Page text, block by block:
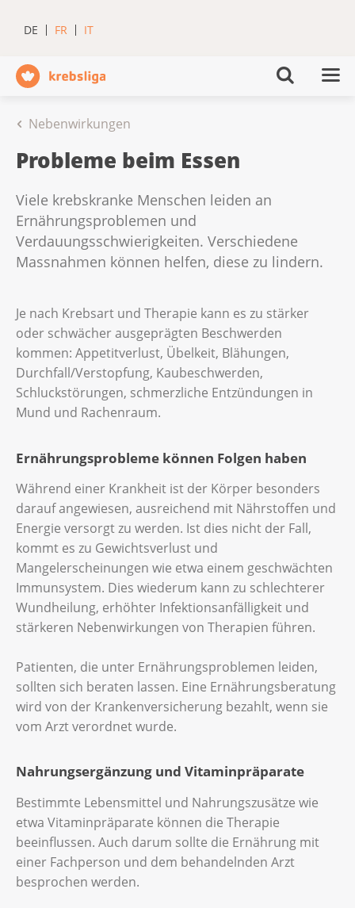
DE FR IT
Nebenwirkungen
Probleme beim Essen
Viele krebskranke Menschen leiden an
Ernährungsproblemen und
Verdauungsschwierigkeiten. Verschiedene
Massnahmen können helfen, diese zu lindern.
Je nach Krebsart und Therapie kann es zu stärker
oder schwächer ausgeprägten Beschwerden
kommen: Appetitverlust, Übelkeit, Blähungen,
Durchfall/Verstopfung, Kaubeschwerden,
Schluckstörungen, schmerzliche Entzündungen in
Mund und Rachenraum.
Ernährungsprobleme können Folgen haben
Während einer Krankheit ist der Körper besonders
darauf angewiesen, ausreichend mit Nährstoffen und
Energie versorgt zu werden. Ist dies nicht der Fall,
kommt es zu Gewichtsverlust und
Mangelerscheinungen wie etwa einem geschwächten
Immunsystem. Dies wiederum kann zu schlechterer
Wundheilung, erhöhter Infektionsanfälligkeit und
stärkeren Nebenwirkungen von Therapien führen.
Patienten, die unter Ernährungsproblemen leiden,
sollten sich beraten lassen. Eine Ernährungsberatung
wird von der Krankenversicherung bezahlt, wenn sie
vom Arzt verordnet wurde.
Nahrungsergänzung und Vitaminpräparate
Bestimmte Lebensmittel und Nahrungszusätze wie
etwa Vitaminpräparate können die Therapie
beeinflussen. Auch darum sollte die Ernährung mit
einer Fachperson und dem behandelnden Arzt
besprochen werden.